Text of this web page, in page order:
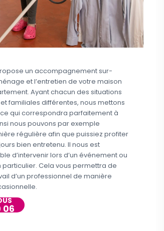
un accompagnement sur-
et l’entretien de votre maison
Ayant chacun des situations
familiales différentes, nous mettons
qui correspondra parfaitement à
nous pouvons par exemple
régulière afin que puissiez profiter
bien entretenu. Il nous est
d’intervenir lors d’un événement ou
particulier. Cela vous permettra de
d’un professionnel de manière
06